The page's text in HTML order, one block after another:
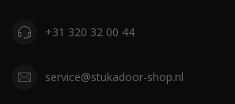
+31 320 32 00 44
service@stukadoor-shop.nl